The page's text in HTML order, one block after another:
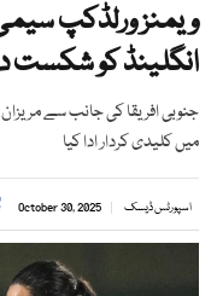
ویمنز ورلڈکپ
انگلینڈ کو شکست
میں کلیدی کردار ادا کیا
اسپورٹس ڈیسک October 30, 2025